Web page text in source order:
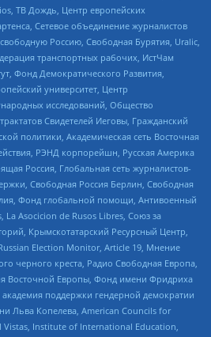
ТВ Дождь, Центр европейских
Сетевое объединение журналистов
Россию, Свободная Бурятия, Uralic,
транспортных рабочих, ИстЧам
Фонд Демократического Развития,
университет, Центр
исследований, Общество
Свидетелей Иеговы, Гражданский
политики, Академическая сеть Восточная
РЭНД корпорейшн, Русская Америка
Россия, Глобальная сеть журналистов-
Свободная Россия Берлин, Свободная
Фонд глобальной помощи, Антивоенный
La Asocicion de Rusos Libres, Союз за
Крымскотатарский Ресурсный Центр,
Election Monitor, Article 19, Мнение
черного креста, Радио Свободная Европа,
Восточной Европы, Фонд имени Фридриха
поддержки гендерной демократии
Льва Копелева, American Councils for
Institute of International Education,